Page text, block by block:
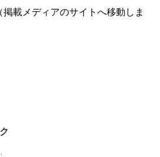
掲載メディアのサイトへ移動しま